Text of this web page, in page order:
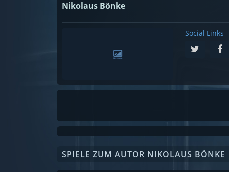
Nikolaus Bönke
Social Links
SPIELE ZUM AUTOR NIKOLAUS BÖNKE